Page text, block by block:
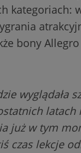
kategoriach:
bony
wyglądała
latach
już w tym
czas lekcje